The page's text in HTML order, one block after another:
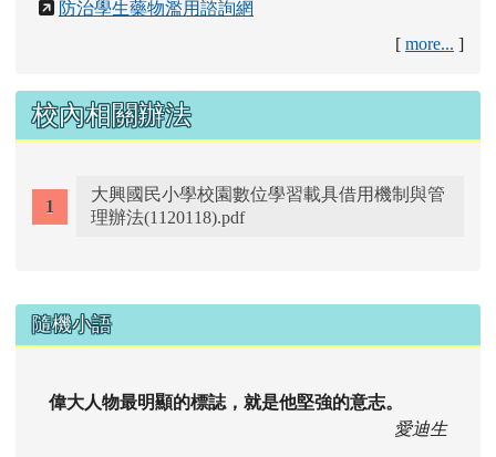
防治學生藥物濫用諮詢網
[ more... ]
校內相關辦法
大興國民小學校園數位學習載具借用機制與管
理辦法(1120118).pdf
右邊區域內容
隨機小語
偉大人物最明顯的標誌，就是他堅強的意志。
愛迪生